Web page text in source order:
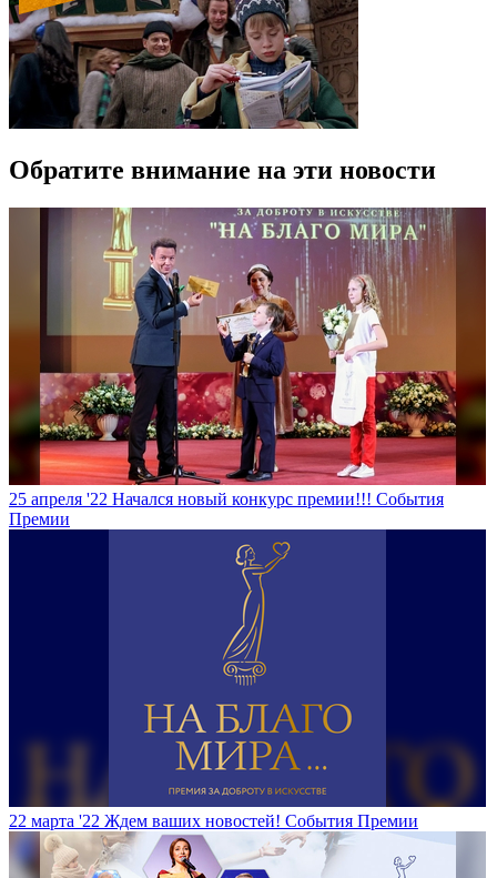
Обратите внимание на эти новости
25 апреля '22 Начался новый конкурс премии!!! События
Премии
22 марта '22 Ждем ваших новостей! События Премии